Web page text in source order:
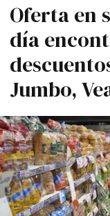
Oferta en
día
Jumbo,